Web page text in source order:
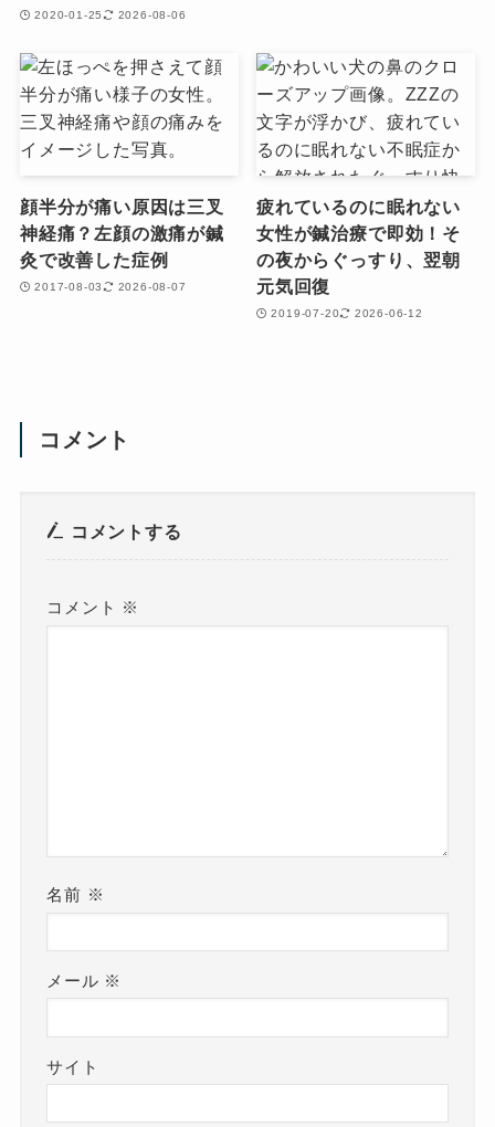
2020-01-25 2026-08-06
顔半分が痛い原因は三叉
神経痛？左顔の激痛が鍼
灸で改善した症例
2017-08-03 2026-08-07
疲れているのに眠れない
女性が鍼治療で即効！そ
の夜からぐっすり、翌朝
元気回復
2019-07-20 2026-06-12
コメント
コメントする
コメント ※
名前 ※
メール ※
サイト